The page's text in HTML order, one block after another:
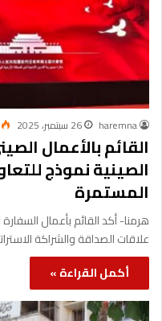
haremna 26 سبتمبر، 2025
القائم بالأعمال
الصينية نموذج
المستمرة
هرمنا- أكد القائم بأعمال
علاقات الصداقة والشراكة
أكمل القراءة »